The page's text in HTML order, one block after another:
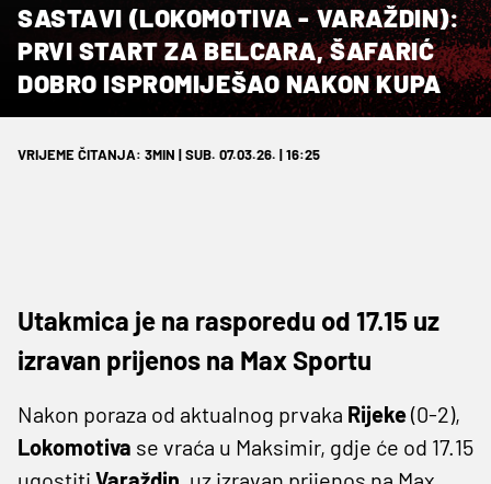
SASTAVI (LOKOMOTIVA - VARAŽDIN):
PRVI START ZA BELCARA, ŠAFARIĆ
DOBRO ISPROMIJEŠAO NAKON KUPA
VRIJEME ČITANJA: 3MIN | SUB. 07.03.26. | 16:25
Utakmica je na rasporedu od 17.15 uz
izravan prijenos na Max Sportu
Nakon poraza od aktualnog prvaka Rijeke(0-2),
Lokomotiva se vraća u Maksimir, gdje će od 17.15